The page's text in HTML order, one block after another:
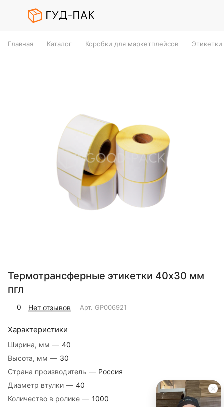
Главная Каталог Коробки для маркетплейсов
Термотрансферные этикетки 40х30 мм
пгл
0 Нет отзывов Арт. GP006921
Характеристики
Ширина, мм — 40
Высота, мм — 30
Страна производитель — Россия
Диаметр втулки — 40
Количество в ролике — 1000